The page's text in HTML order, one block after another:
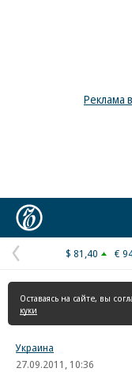
Реклама
Предыдущая
страница
$ 81,40 €
Оставаясь на сайте, вы
куки
Украина
27.09.2011, 10:36